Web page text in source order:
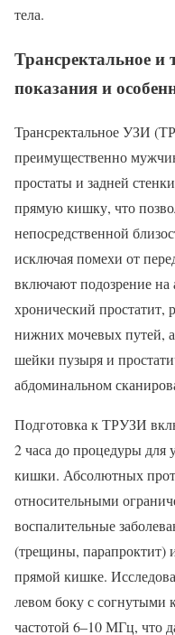
тела.
Трансректальное
показания и
Трансректальное УЗИ
преимущественно
простаты и задней
прямую кишку, что
непосредственной
исключая помехи от
включают подозрение на
хронический
нижних мочевых путей,
шейки пузыря и
абдоминальном
Подготовка к ТРУЗИ
2 часа до процедуры для
кишки. Абсолютных
относительными
воспалительные
(трещины, парапроктит)
прямой кишке.
левом боку с согнутыми
частотой 6–10 МГц, что